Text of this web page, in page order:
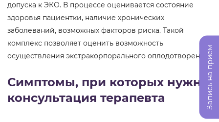
допуска к ЭКО. В процессе оценивается состояние
здоровья пациентки, наличие хронических
заболеваний, возможных факторов риска. Такой
комплекс позволяет оценить возможность
осуществления экстракорпорального оплодотворения.
Симптомы, при которых нужна
консультация терапевта
Запись на прием